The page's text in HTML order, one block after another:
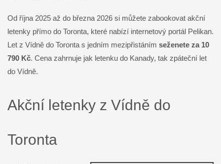
Od října 2025 až do března 2026 si můžete zabookovat akční
letenky přímo do Toronta, které nabízí internetový portál Pelikan.
Let z Vídně do Toronta s jedním mezipřistáním seženete za 10
790 Kč. Cena zahrnuje jak letenku do Kanady, tak zpáteční let
do Vídně.
Akční letenky z Vídně do
Toronta